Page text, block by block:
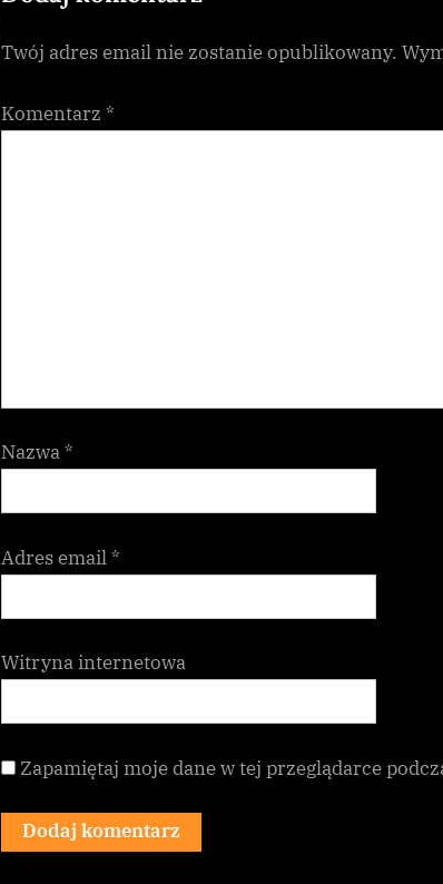
:
Twój adres email nie zostanie opublikowany.
Komentarz *
Nazwa*
Adres email*
Witryna internetowa
Zapamiętaj moje dane w tej przeglądarce